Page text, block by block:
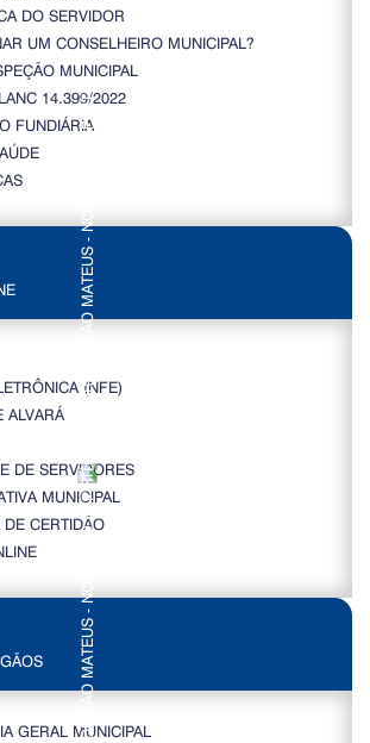
DO SERVIDOR
UM CONSELHEIRO MUNICIPAL?
MUNICIPAL
14.399/2022
FUNDIÁRIA
(NFE)
ALVARÁ
DE SERVIDORES
MUNICIPAL
DE CERTIDÃO
GERAL MUNICIPAL